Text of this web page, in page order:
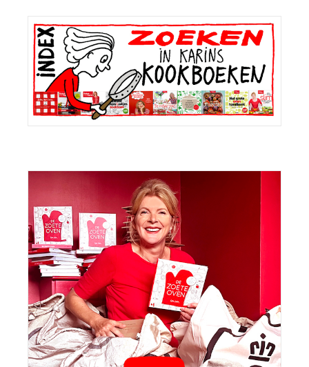
Primaire
Sidebar